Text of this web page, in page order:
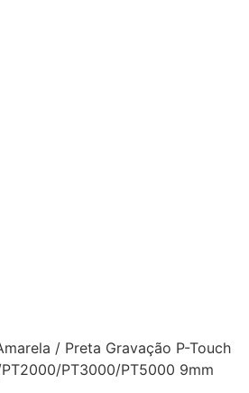
/ Preta Gravação P-Touch
PT3000/PT5000 9mm